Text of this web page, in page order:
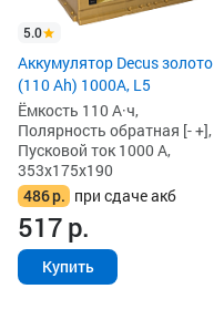
5.0
Аккумулятор Decus золото
(110 Ah) 1000A, L5
Ёмкость 110 А·ч,
Полярность обратная [- +],
Пусковой ток 1000 А,
353x175x190
486р. при сдаче акб
517р.
Купить